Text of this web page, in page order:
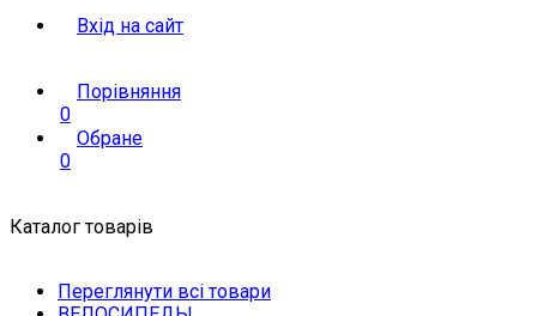
Вхід на сайт
Порівняння
0
Обране
0
Каталог товарів
Переглянути всі товари